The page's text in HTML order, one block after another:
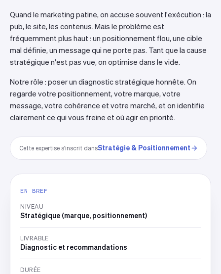
Quand le marketing patine, on accuse souvent l'exécution : la
pub, le site, les contenus. Mais le problème est
fréquemment plus haut : un positionnement flou, une cible
mal définie, un message qui ne porte pas. Tant que la cause
stratégique n'est pas vue, on optimise dans le vide.
Notre rôle : poser un diagnostic stratégique honnête. On
regarde votre positionnement, votre marque, votre
message, votre cohérence et votre marché, et on identifie
clairement ce qui vous freine et où agir en priorité.
Cette expertise s'inscrit dansStratégie & Positionnement
EN BREF
NIVEAU
Stratégique (marque, positionnement)
LIVRABLE
Diagnostic et recommandations
DURÉE